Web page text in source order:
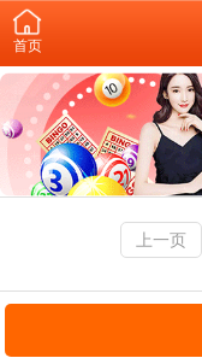
首页
上一页